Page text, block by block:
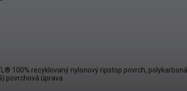
100% recyklovaný nylonový ripstop povrch,
povrchová úprava